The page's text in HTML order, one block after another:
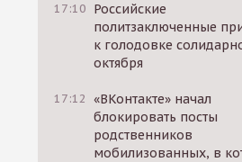
17:10 Российские
политзаключенные
к голодовке
октября
17:12 «ВКонтакте» начал
блокировать посты
родственников
мобилизованных, в